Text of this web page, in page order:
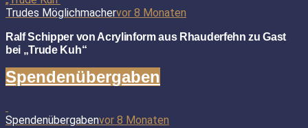
Trudes Möglichmachervor 8 Monaten
Ralf Schipper von Acrylinform aus Rhauderfehn zu Gast
bei „Trude Kuh“
Spendenübergaben
Spendenübergabenvor 8 Monaten